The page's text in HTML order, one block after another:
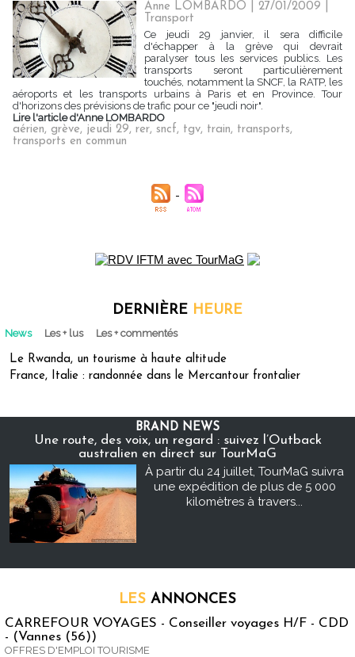
Anne LOMBARDO | 27/01/2009
Transport
Ce jeudi 29 janvier, il sera difficile
d'échapper à la grève qui devrait
paralyser tous les services publics. Les
transports seront particulièrement
touchés, notamment la SNCF, la RATP, les
aéroports et les transports urbains à Paris et en Province. Tour
d'horizons des prévisions de trafic pour ce "jeudi noir".
Lire l'article d'Anne LOMBARDO
aérien, grève, jeudi 29, rer, sncf, tgv, train, transports,
transports en commun
DERNIÈRE HEURE
News Les + lus Les + commentés
Le Rwanda, un tourisme à haute altitude
France, Italie : randonnée dans le Mercantour frontalier
BRAND NEWS
Une route, des voix, un regard : suivez l’Outback
australien en direct sur TourMaG
À partir du 24 juillet, TourMaG suivra
une expédition de plus de 5 000
kilomètres à travers...
LES ANNONCES
CARREFOUR VOYAGES - Conseiller voyages H/F - CDD
- (Vannes (56))
OFFRES D'EMPLOI TOURISME